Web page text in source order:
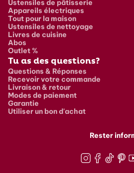
Ustensiles de pâtisserie
Appareils électriques
Tout pour la maison
Ustensiles de nettoyage
Livres de cuisine
Abos
Outlet %
Tu as des questions?
Questions & Réponses
Recevoir votre commande
Livraison & retour
Modes de paiement
Garantie
Utiliser un bon d'achat
Rester